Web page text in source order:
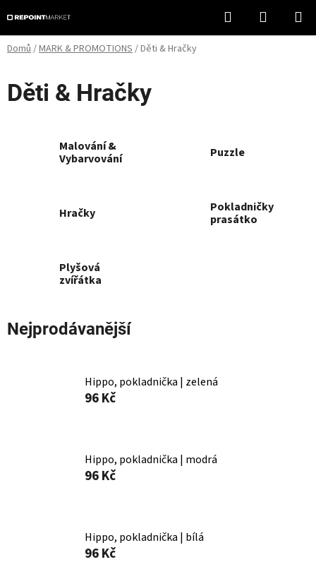
na
obsah
Hledat
KOŠÍK
Domů/MARK & PROMOTIONS/Děti & Hračky
Děti & Hračky
Malování &
Vybarvování
Puzzle
Hračky
Pokladničky
prasátko
Plyšová
zvířátka
Nejprodávanější
Hippo, pokladnička | zelená
96 Kč
Hippo, pokladnička | modrá
96 Kč
Hippo, pokladnička | bílá
96 Kč